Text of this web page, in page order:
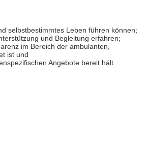
selbstbestimmtes Leben führen können;
und Begleitung erfahren;
im Bereich der ambulanten,
ist und
Angebote bereit hält.